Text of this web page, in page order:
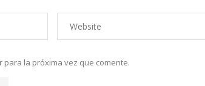
la próxima vez que comente.